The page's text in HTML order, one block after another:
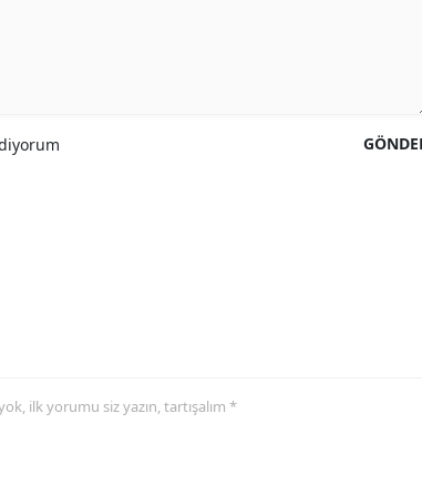
ilk yorumu siz yazın, tartışalım *